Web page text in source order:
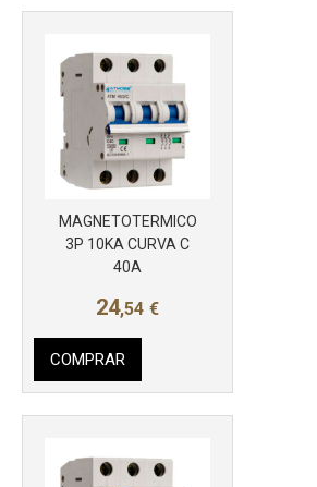
MAGNETOTERMICO
3P 10KA CURVA C
40A
24,54 €
COMPRAR
Más info